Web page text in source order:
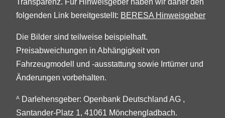
Transparenz. Für Hinweisgeber haben wir daher den
folgenden Link bereitgestellt: BERESA Hinweisgeber
Die Bilder sind teilweise beispielhaft.
Preisabweichungen in Abhängigkeit von
Fahrzeugmodell und -ausstattung sowie Irrtümer und
Änderungen vorbehalten.
A
Darlehensgeber: Openbank Deutschland AG ,
Santander-Platz 1, 41061 Mönchengladbach.